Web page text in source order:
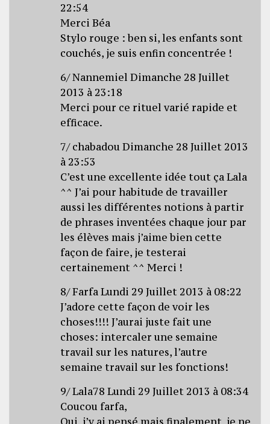
22:54
Merci Béa
Stylo rouge : ben si, les enfants sont
couchés, je suis enfin concentrée !
6/ Nannemiel Dimanche 28 Juillet
2013 à 23:18
Merci pour ce rituel varié rapide et
efficace.
7/ chabadou Dimanche 28 Juillet 2013
à 23:53
C’est une excellente idée tout ça Lala
^^ J’ai pour habitude de travailler
aussi les différentes notions à partir
de phrases inventées chaque jour par
les élèves mais j’aime bien cette
façon de faire, je testerai
certainement ^^ Merci !
8/ Farfa Lundi 29 Juillet 2013 à 08:22
J’adore cette façon de voir les
choses!!!! J’aurai juste fait une
choses: intercaler une semaine
travail sur les natures, l’autre
semaine travail sur les fonctions!
9/ Lala78 Lundi 29 Juillet 2013 à 08:34
Coucou farfa,